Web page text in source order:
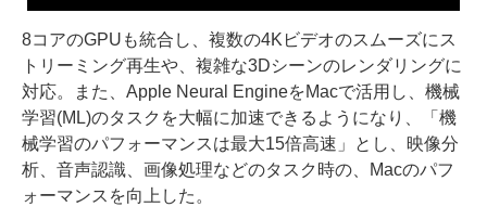
8コアのGPUも統合し、複数の4Kビデオのスムーズにス
トリーミング再生や、複雑な3Dシーンのレンダリングに
対応。また、Apple Neural EngineをMacで活用し、機械
学習(ML)のタスクを大幅に加速できるようになり、「機
械学習のパフォーマンスは最大15倍高速」とし、映像分
析、音声認識、画像処理などのタスク時の、Macのパフ
ォーマンスを向上した。